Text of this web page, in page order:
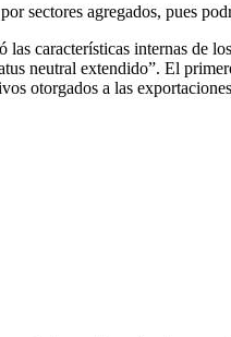
sectores agregados, pues
características internas de
neutral extendido”. El
otorgados a las